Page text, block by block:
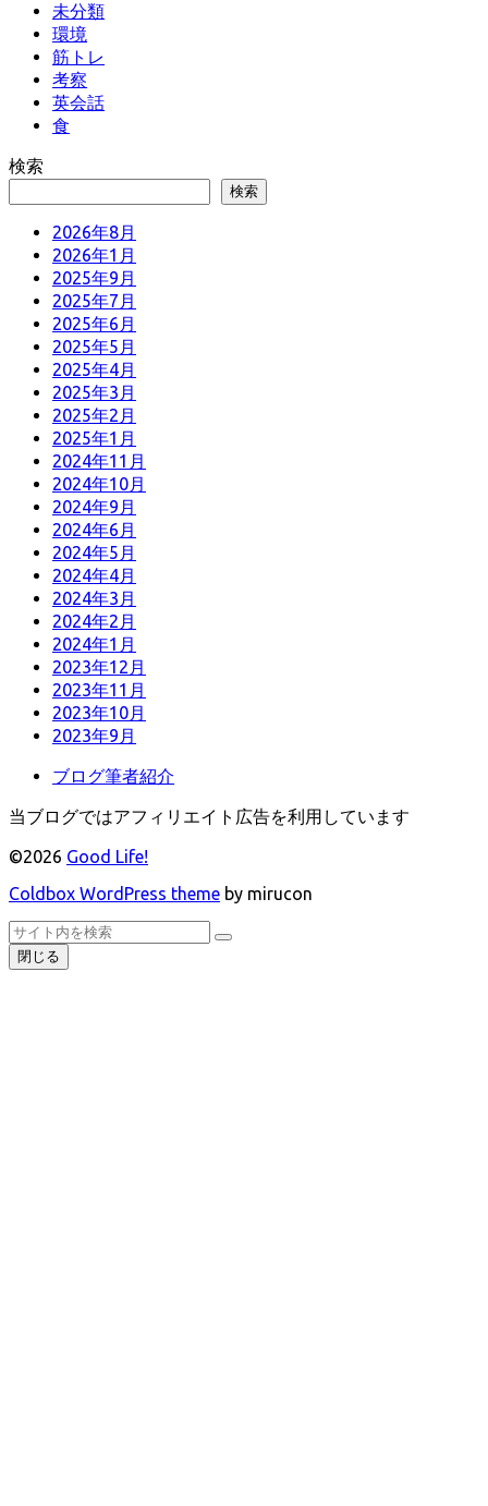
未分類
環境
筋トレ
考察
英会話
食
検索
検索
2026年8月
2026年1月
2025年9月
2025年7月
2025年6月
2025年5月
2025年4月
2025年3月
2025年2月
2025年1月
2024年11月
2024年10月
2024年9月
2024年6月
2024年5月
2024年4月
2024年3月
2024年2月
2024年1月
2023年12月
2023年11月
2023年10月
2023年9月
ブログ筆者紹介
当ブログではアフィリエイト広告を利用しています
©2026 Good Life!
Coldbox WordPress theme by mirucon
ト
ッ
プ
検
索
検
閉じる